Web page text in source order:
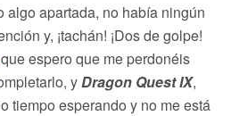
algo apartada, no había ningún
y, ¡tachán! ¡Dos de golpe!
espero que me perdonéis
yDragon Quest IX,
tiempo esperando y no me está